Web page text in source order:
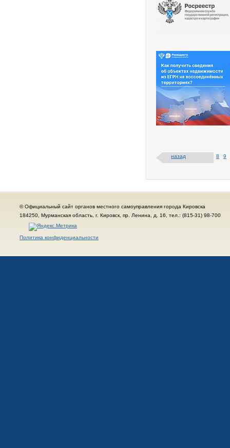
назад 8 9
© Официальный сайт органов местного самоуправления города Кировска
184250, Мурманская область, г. Кировск, пр. Ленина, д. 16, тел.: (815-31) 98-700
Политика конфиденциальности